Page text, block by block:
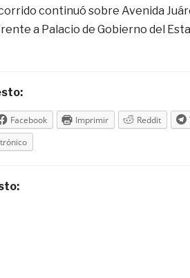
continuó sobre Avenida
a Palacio de Gobierno del
Facebook Imprimir Reddit